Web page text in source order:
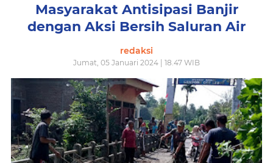
Masyarakat Antisipasi Banjir
dengan Aksi Bersih Saluran Air
redaksi
Jumat, 05 Januari 2024 | 18.47 WIB